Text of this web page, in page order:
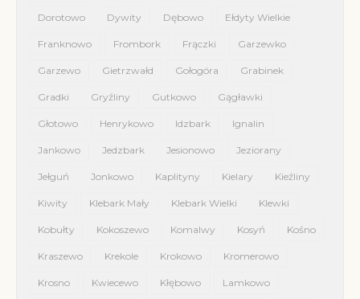
Dorotowo Dywity Dębowo Ełdyty Wielkie
Franknowo Frombork Frączki Garzewko
Garzewo Gietrzwałd Gołogóra Grabinek
Gradki Gryźliny Gutkowo Gągławki
Głotowo Henrykowo Idzbark Ignalin
Jankowo Jedzbark Jesionowo Jeziorany
Jełguń Jonkowo Kaplityny Kielary Kieźliny
Kiwity Klebark Mały Klebark Wielki Klewki
Kobułty Kokoszewo Komalwy Kosyń Kośno
Kraszewo Krekole Krokowo Kromerowo
Krosno Kwiecewo Kłębowo Lamkowo